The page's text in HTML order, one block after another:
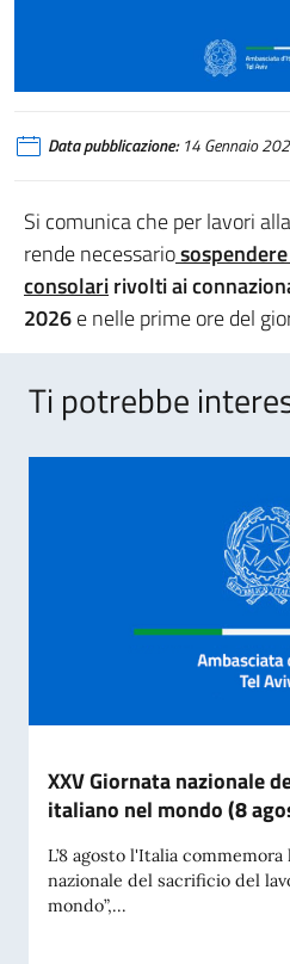
Data pubblicazione:14 Gennaio
Si comunica che per lavori
rende necessariosospendere
consolaririvolti ai
2026e nelle prime ore del
Ti potrebbe
XXV Giornata nazionale
italiano nel mondo (8
L’8 agosto l'Italia commemora
nazionale del sacrificio del
mondo”,...